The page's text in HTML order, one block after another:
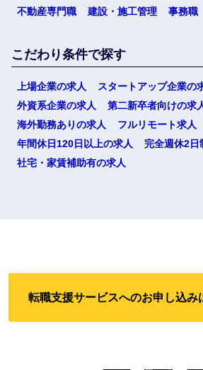
不動産専門職
建設・施工管理 事務職
こだわり条件で探す
上場企業の求人
スタートアップ企業の
外資系企業の求人
第二新卒者向けの求
海外勤務ありの求人
フルリモート求人
年間休日120日以上の求人
完全週休2日
社宅・家賃補助有の求人
転職支援サービスへのお申し込み